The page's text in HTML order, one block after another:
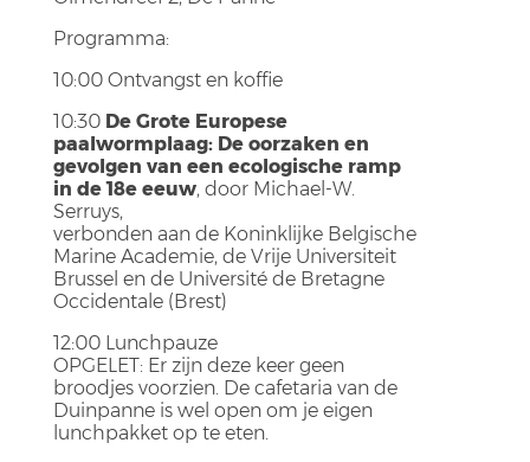
Programma:
10:00 Ontvangst en koffie
10:30 De Grote Europese
paalwormplaag: De oorzaken en
gevolgen van een ecologische ramp
in de 18e eeuw, door Michael-W.
Serruys,
verbonden aan de Koninklijke Belgische
Marine Academie, de Vrije Universiteit
Brussel en de Université de Bretagne
Occidentale (Brest)
12:00 Lunchpauze
OPGELET: Er zijn deze keer geen
broodjes voorzien. De cafetaria van de
Duinpanne is wel open om je eigen
lunchpakket op te eten.